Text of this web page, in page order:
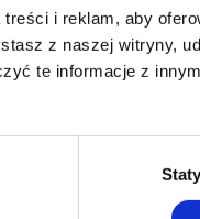
i reklam, aby
z naszej witryny,
te informacje z